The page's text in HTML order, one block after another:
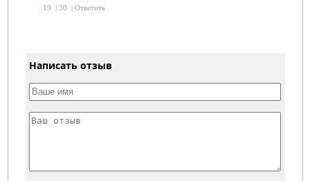
19
| 30 | Ответить
Написать отзыв